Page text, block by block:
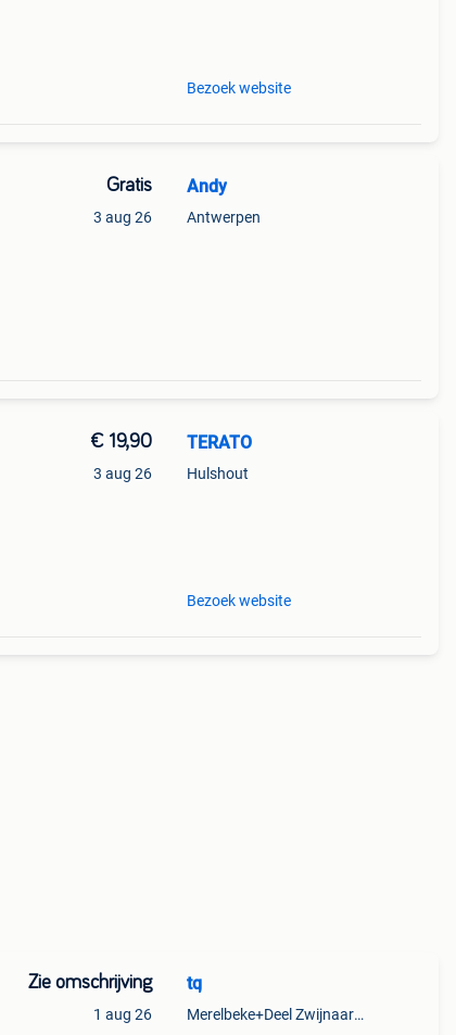
Bezoek website
Gratis
3 aug 26
Andy
Antwerpen
€ 19,90
3 aug 26
TERATO
Hulshout
Bezoek website
Zie omschrijving
1 aug 26
tq
Merelbeke+Deel Zwijnaarde